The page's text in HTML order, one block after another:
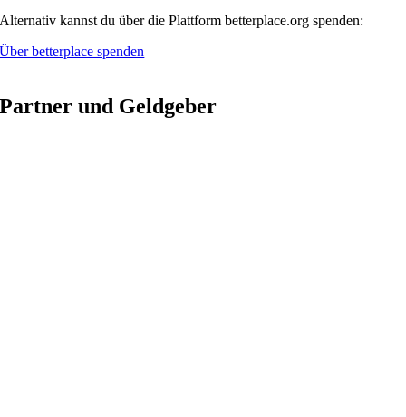
Alternativ kannst du über die Plattform betterplace.org spenden:
Über betterplace spenden
Partner und Geldgeber